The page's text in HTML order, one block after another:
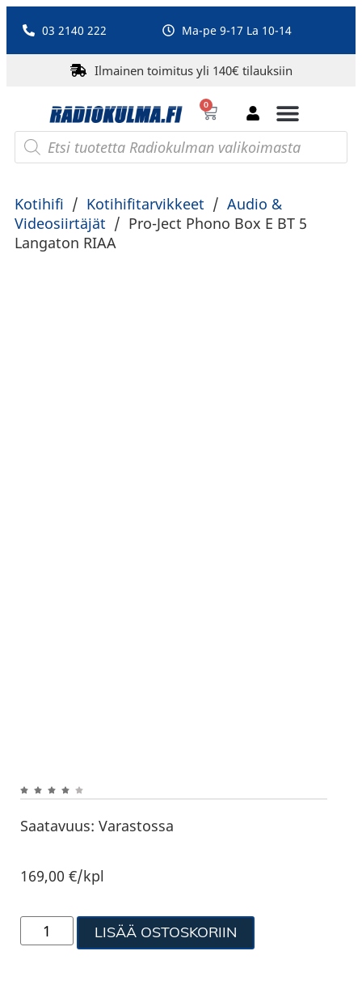
03 2140 222 Ma-pe 9-17 La 10-14
Ilmainen toimitus yli 140€ tilauksiin
0
Kotihifi / Kotihifitarvikkeet / Audio &
Videosiirtäjät / Pro-Ject Phono Box E BT 5
Langaton RIAA
Saatavuus: Varastossa
169,00€/kpl
LISÄÄ OSTOSKORIIN